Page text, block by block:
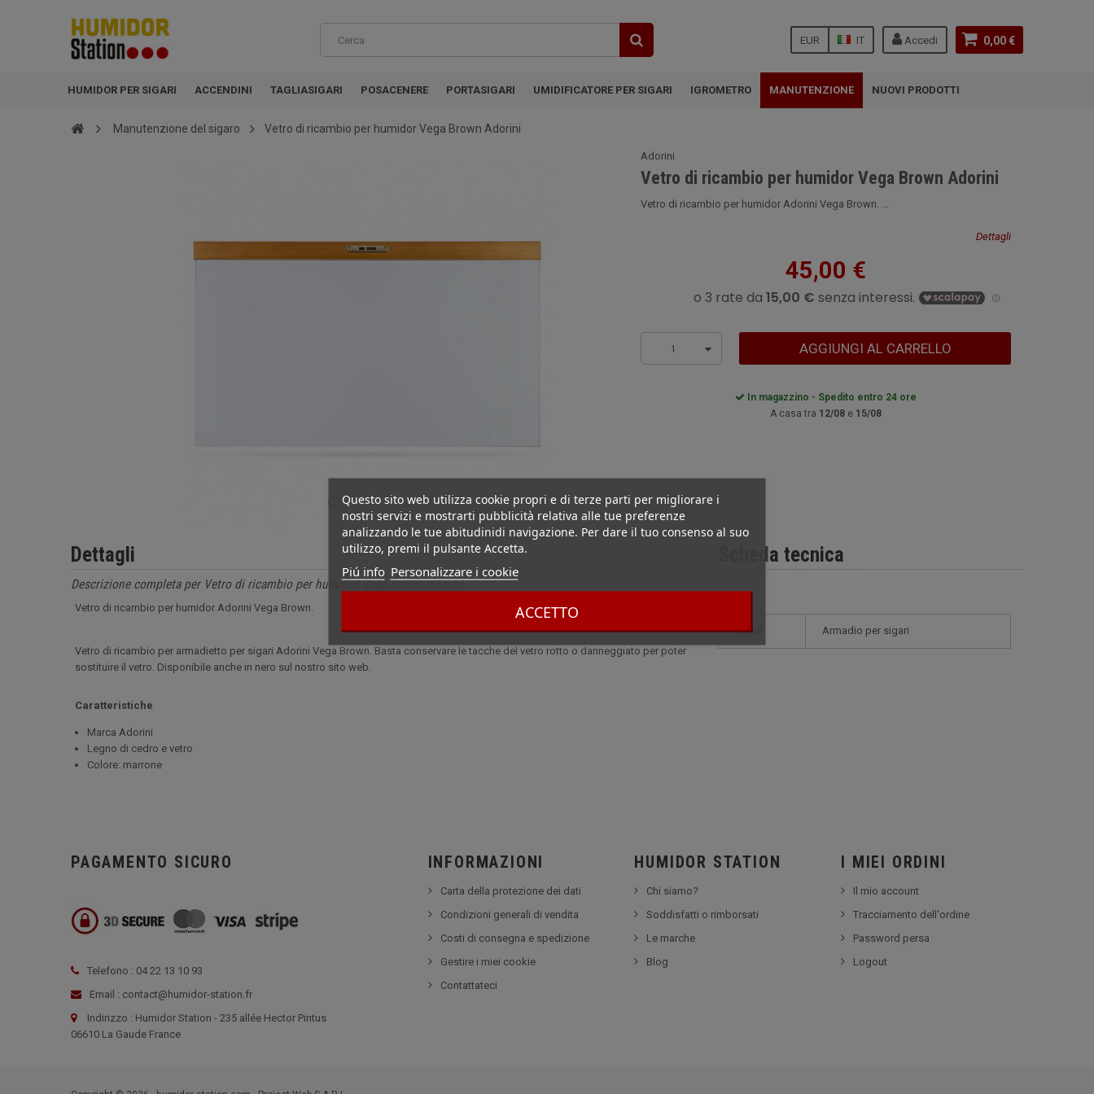
0,00 €
Accedi
IT
EUR
HUMIDOR PER SIGARI ACCENDINI TAGLIASIGARI POSACENERE PORTASIGARI UMIDIFICATORE PER SIGARI IGROMETRO MANUTENZIONE NUOVI PRODOTTI
Questo sito web utilizza cookie propri e di terze parti per migliorare i
nostri servizi e mostrarti pubblicità relativa alle tue preferenze
analizzando le tue abitudinidi navigazione. Per dare il tuo consenso al suo
utilizzo, premi il pulsante Accetta.
Piú info Personalizzare i cookie
ACCETTO
Manutenzione del sigaro Vetro di ricambio per humidor Vega Brown Adorini
Adorini
Vetro di ricambio per humidor Vega Brown Adorini
Vetro di ricambio per humidor Adorini Vega Brown. ...
Dettagli
45,00 €
1 AGGIUNGI AL CARRELLO
In magazzino - Spedito entro 24 ore
A casa tra 12/08 e 15/08
Scheda tecnica
STILE armadio per sigari
Dettagli
Descrizione completa per Vetro di ricambio per humidor Vega Brown Adorini
Vetro di ricambio per humidor Adorini Vega Brown.
Vetro di ricambio per armadietto per sigari Adorini Vega Brown. Basta conservare le tacche del vetro rotto o danneggiato per poter
sostituire il vetro. Disponibile anche in nero sul nostro sito web.
Caratteristiche
Marca Adorini
Legno di cedro e vetro
Colore: marrone
PAGAMENTO SICURO
Telefono : 04 22 13 10 93
Email : contact@humidor-station.fr
Indirizzo : Humidor Station - 235 allée Hector Pintus
06610 La Gaude France
INFORMAZIONI
Carta della protezione dei dati
Condizioni generali di vendita
Costi di consegna e spedizione
Gestire i miei cookie
Contattateci
HUMIDOR STATION
Chi siamo?
Soddisfatti o rimborsati
Le marche
Blog
I MIEI ORDINI
Il mio account
Tracciamento dell'ordine
Password persa
Logout